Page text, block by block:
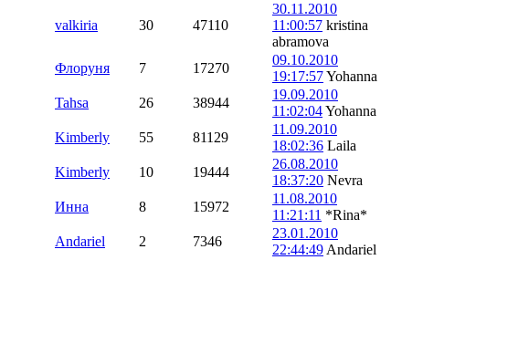
valkiria 30 47110
30.11.2010
11:00:57 kristina
abramova
Флоруня 7 17270
09.10.2010
19:17:57Yohanna
Tahsa 26 38944
19.09.2010
11:02:04Yohanna
Kimberly 55 81129
11.09.2010
18:02:36 Laila
Kimberly 10 19444
26.08.2010
18:37:20 Nevra
Инна 8 15972
11.08.2010
11:21:11 *Rina*
Andariel 2 7346
23.01.2010
22:44:49 Andariel